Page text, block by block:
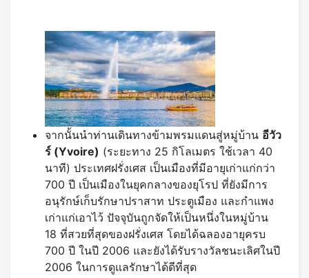
จากนั้นนำท่านเดินทางข้ามพรมแดนสู่หมู่บ้าน อีวัว
ร์ (Yvoire) (ระยะทาง 25 กิโลเมตร ใช้เวลา 40
นาที) ประเทศฝรั่งเศส เป็นเมืองที่มีอายุเก่าแก่กว่า
700 ปี เป็นเมืองในยุคกลางของยุโรป ที่ยังมีการ
อนุรักษ์เก็บรักษาปราสาท ประตูเมือง และกําแพง
เก่าแก่เอาไว้ ปัจจุบันถูกจัดให้เป็นหนึ่งในหมู่บ้าน
18 ที่สวยที่สุดของฝรั่งเศส โดยได้ฉลองอายุครบ
700 ปี ในปี 2006 และยังได้รับรางวัลชนะเลิศในปี
2006 ในการดูแลรักษาได้ดีที่สุด